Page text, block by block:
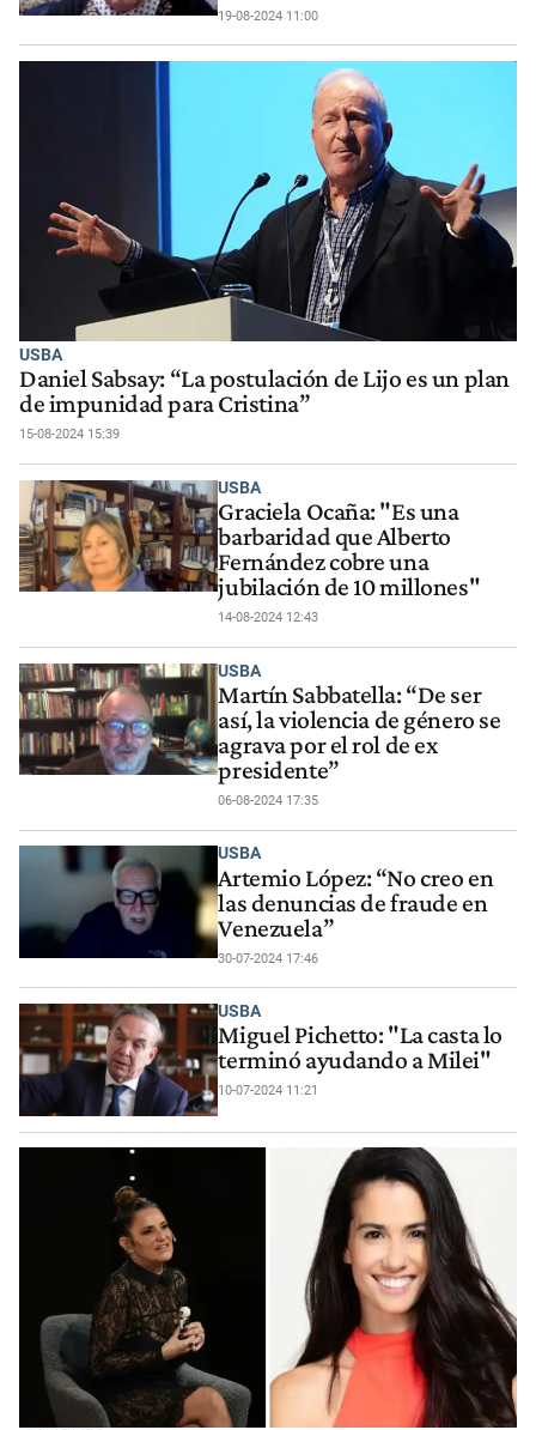
19-08-2024 11:00
USBA
Daniel Sabsay: “La postulación de Lijo es un plan
de impunidad para Cristina”
15-08-2024 15:39
USBA
Graciela Ocaña: "Es una
barbaridad que Alberto
Fernández cobre una
jubilación de 10 millones"
14-08-2024 12:43
USBA
Martín Sabbatella: “De ser
así, la violencia de género se
agrava por el rol de ex
presidente”
06-08-2024 17:35
USBA
Artemio López: “No creo en
las denuncias de fraude en
Venezuela”
30-07-2024 17:46
USBA
Miguel Pichetto: "La casta lo
terminó ayudando a Milei"
10-07-2024 11:21